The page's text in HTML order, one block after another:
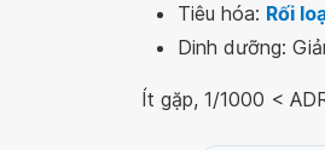
Tiêu hóa: Rối
Dinh dưỡng:
Ít gặp, 1/1000 <